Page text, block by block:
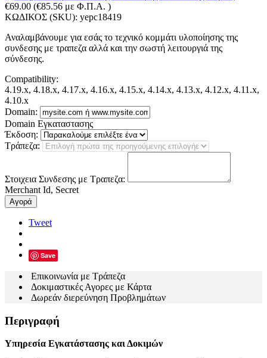
€69.00 (€85.56 με Φ.Π.Α. )
ΚΩΔΙΚΟΣ (SKU): yepc18419
Αναλαμβάνουμε για εσάς το τεχνικό κομμάτι υλοποίησης της
συνδεσης με τραπεζα αλλά και την σωστή λειτουργιά της
σύνδεσης.
Compatibility:
4.19.x, 4.18.x, 4.17.x, 4.16.x, 4.15.x, 4.14.x, 4.13.x, 4.12.x, 4.11.x,
4.10.x
Domain:
Domain Εγκαταστασης
Έκδοση:
Τράπεζα:
Στοιχεια Συνδεσης με Τραπεζα:
Merchant Id, Secret
Αγορά
Tweet
Save
Επικοινωνία με Τράπεζα
Δοκιμαστικές Αγορες με Κάρτα
Δωρεάν διερεύνηση Προβλημάτων
Περιγραφή
Υπηρεσία Εγκατάστασης και Δοκιμών